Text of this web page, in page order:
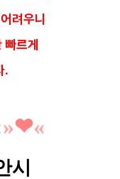
려우니
빠르게
.
»❤︎«
시